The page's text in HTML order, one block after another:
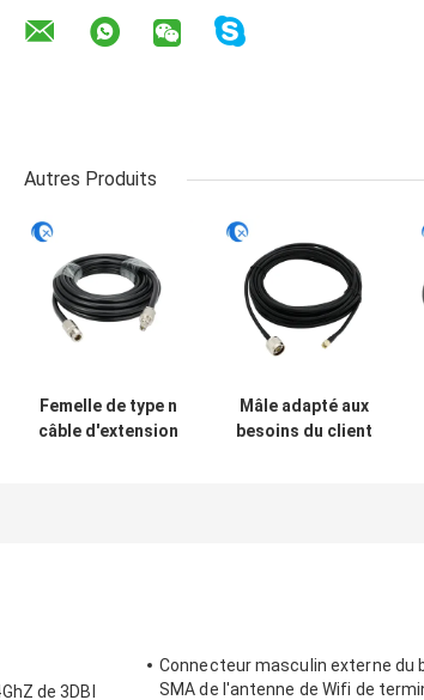
Autres Produits
Femelle de type n
câble d'extension
Mâle adapté aux
besoins du client
de 3DBI
Connecteur masculin externe du
SMA de l'antenne de Wifi de